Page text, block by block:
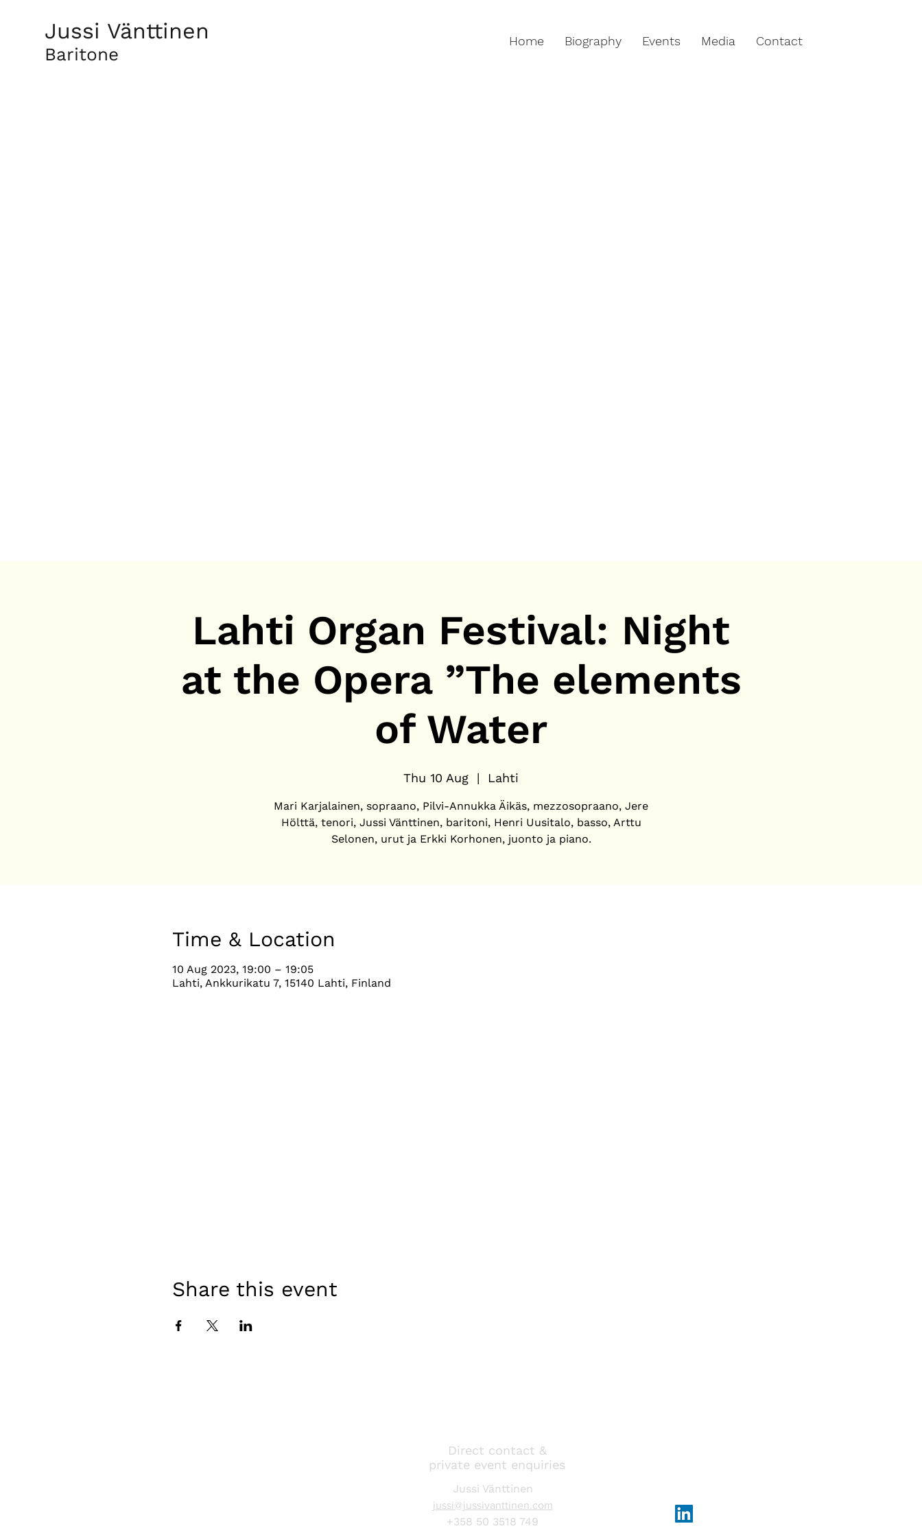
Jussi Vänttinen
Baritone
Home Biography Events Media Contact
Lahti Organ Festival: Night
at the Opera ”The elements
of Water
Thu 10 Aug
  |
Lahti
Mari Karjalainen, sopraano, Pilvi-Annukka Äikäs, mezzosopraano, Jere
Hölttä, tenori, Jussi Vänttinen, baritoni, Henri Uusitalo, basso, Arttu
Selonen, urut ja Erkki Korhonen, juonto ja piano.
Time & Location
10 Aug 2023, 19:00 – 19:05
Lahti, Ankkurikatu 7, 15140 Lahti, Finland
Share this event
Direct contact &
private event enquiries
Jussi Vänttinen
jussi@jussivanttinen.com
+358 50 3518 749